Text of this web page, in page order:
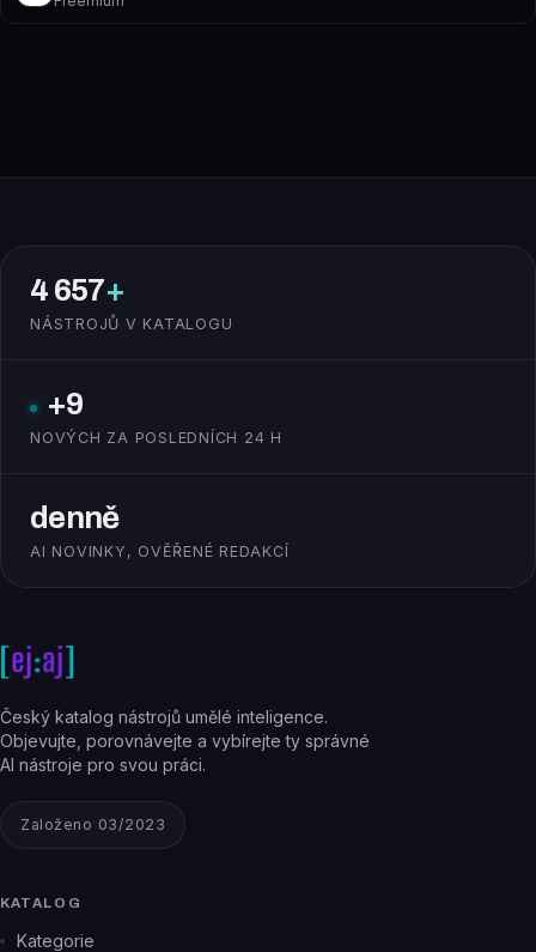
4 657+
NÁSTROJŮ V KATALOGU
+9
NOVÝCH ZA POSLEDNÍCH 24 H
denně
AI NOVINKY, OVĚŘENÉ REDAKCÍ
Český katalog nástrojů umělé inteligence.
Objevujte, porovnávejte a vybírejte ty správné
AI nástroje pro svou práci.
Založeno 03/2023
KATALOG
Kategorie